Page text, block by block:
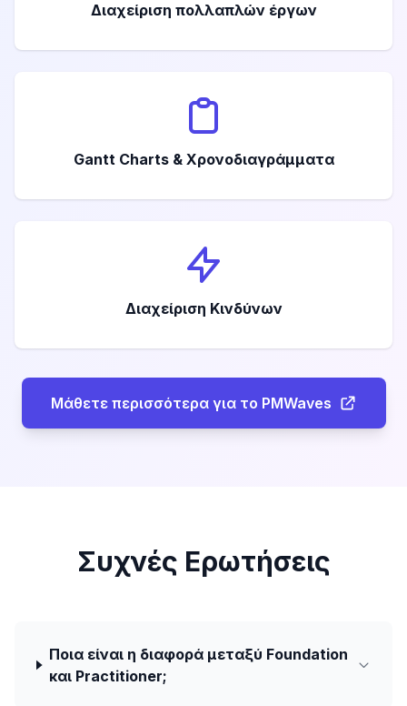
Διαχείριση πολλαπλών έργων
Gantt Charts & Χρονοδιαγράμματα
Διαχείριση Κινδύνων
Μάθετε περισσότερα για το PMWaves
Συχνές Ερωτήσεις
Ποια είναι η διαφορά μεταξύ Foundation
και Practitioner;